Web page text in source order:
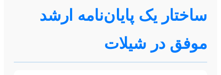
ساختار یک پایان‌نامه ارشد
موفق در شیلات